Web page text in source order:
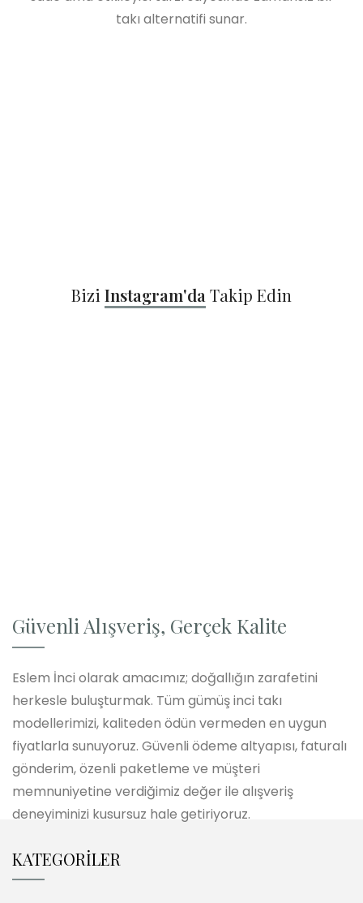
takı alternatifi sunar.
Bizi Instagram'da Takip Edin
Güvenli Alışveriş, Gerçek Kalite
Eslem İnci olarak amacımız; doğallığın zarafetini
herkesle buluşturmak. Tüm gümüş inci takı
modellerimizi, kaliteden ödün vermeden en uygun
fiyatlarla sunuyoruz. Güvenli ödeme altyapısı, faturalı
gönderim, özenli paketleme ve müşteri
memnuniyetine verdiğimiz değer ile alışveriş
deneyiminizi kusursuz hale getiriyoruz.
KATEGORİLER